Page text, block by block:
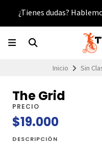
¿Tienes dudas?
Inicio Sin
The Grid
PRECIO
$19.000
DESCRIPCIÓN